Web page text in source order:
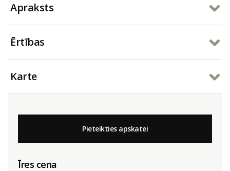
Apraksts
Ērtības
Karte
Pieteikties apskatei
Īres cena